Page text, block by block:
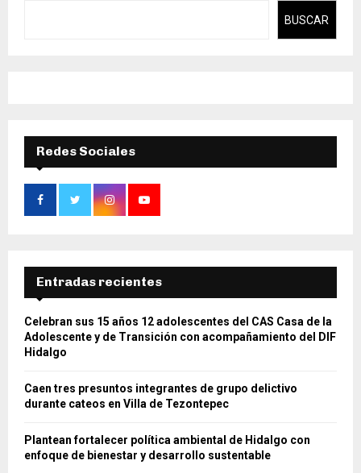
BUSCAR
Redes Sociales
Entradas recientes
Celebran sus 15 años 12 adolescentes del CAS Casa de la
Adolescente y de Transición con acompañamiento del DIF
Hidalgo
Caen tres presuntos integrantes de grupo delictivo
durante cateos en Villa de Tezontepec
Plantean fortalecer política ambiental de Hidalgo con
enfoque de bienestar y desarrollo sustentable